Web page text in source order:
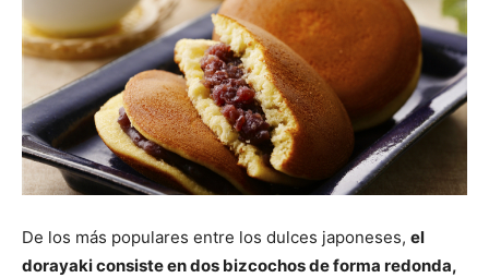
De los más populares entre los dulces japoneses, el
dorayaki consiste en dos bizcochos de forma redonda,